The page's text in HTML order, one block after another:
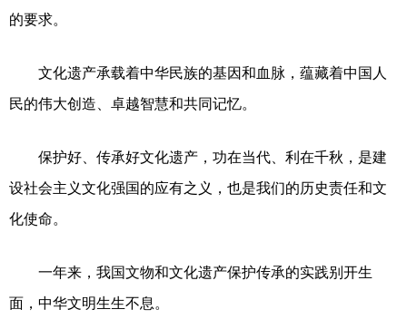
的要求。
文化遗产承载着中华民族的基因和血脉，蕴藏着中国人
民的伟大创造、卓越智慧和共同记忆。
保护好、传承好文化遗产，功在当代、利在千秋，是建
设社会主义文化强国的应有之义，也是我们的历史责任和文
化使命。
一年来，我国文物和文化遗产保护传承的实践别开生
面，中华文明生生不息。